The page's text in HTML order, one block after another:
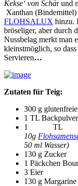
Kekse‘ von Schär und
Xanthan
FLOHSALUX hinzu.
bröseliger, aber durch
Nussbelag merkt man
kleinstmöglich, so
Servieren…
Zutaten für Teig:
300 g
1 TL Backpulver
1
10g
50 ml Wasser)
130 g Zucker
1 Päckchen
3 Eier
130 g